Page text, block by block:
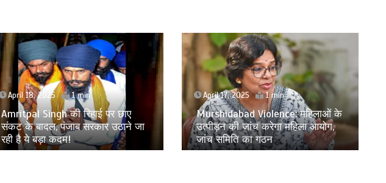
April 17, 2025 1 min
Murshidabad Violence: महिलाओं के
उत्पीड़न की जांच करेगा महिला आयोग,
जांच समिति का गठन
April 17, 2025 1 min
दिल्ली में अवैध रूप से रह रहे आठ
बांग्लादेशी नागरिक हिरासत में लिए गए
अनशन की चेतावनी
March 8, 2025
मेरठ सुराजकुंड शमशान
घाट में चिता से अस्थि
उठाकर खाते कुत्ते का